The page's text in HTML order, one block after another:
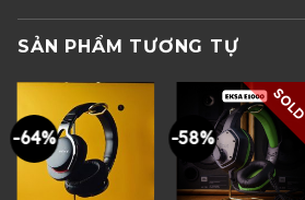
SẢN PHẨM TƯƠNG TỰ
-64% -58%
SOLD